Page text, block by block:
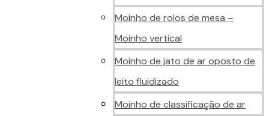
Moinho de rolos de mesa –
Moinho vertical
Moinho de jato de ar oposto de
leito fluidizado
Moinho de classificação de ar